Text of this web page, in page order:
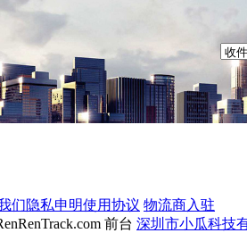
们隐私申明使用协议 物流商入驻
前台 深圳市小瓜科技